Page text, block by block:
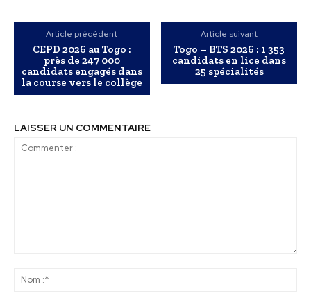
Article précédent
CEPD 2026 au Togo :
près de 247 000
candidats engagés dans
la course vers le collège
Article suivant
Togo – BTS 2026 : 1 353
candidats en lice dans
25 spécialités
LAISSER UN COMMENTAIRE